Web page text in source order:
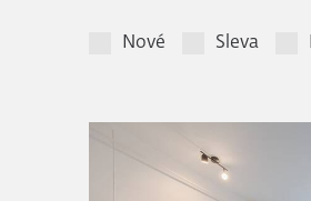
Nové Sleva